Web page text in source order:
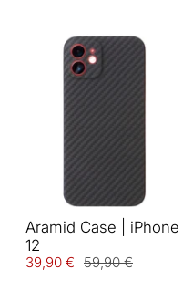
Aramid Case | iPhone
12
39,90 € 59,90 €